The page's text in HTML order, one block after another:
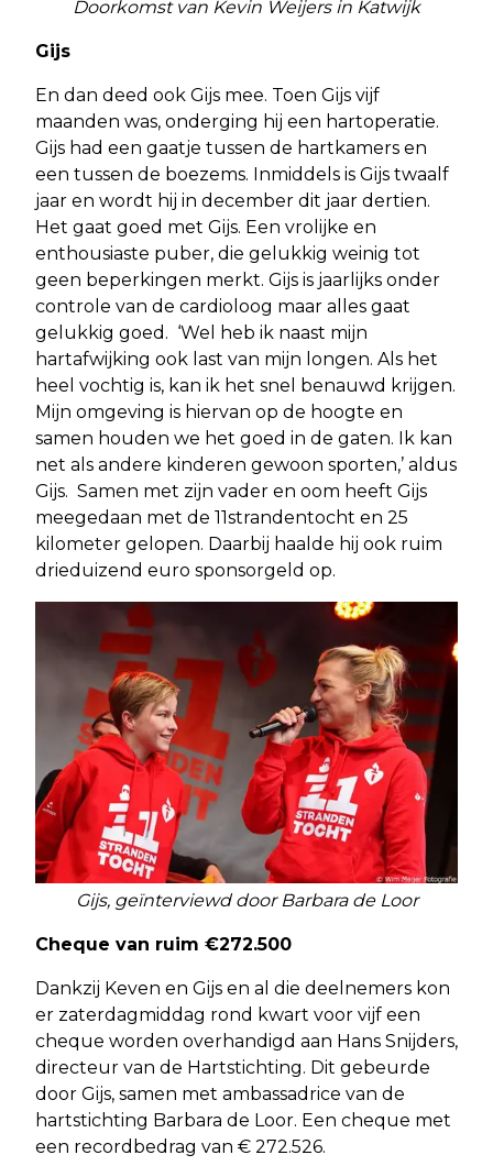
Doorkomst van Kevin Weijers in Katwijk
Gijs
En dan deed ook Gijs mee. Toen Gijs vijf
maanden was, onderging hij een hartoperatie.
Gijs had een gaatje tussen de hartkamers en
een tussen de boezems. Inmiddels is Gijs twaalf
jaar en wordt hij in december dit jaar dertien.
Het gaat goed met Gijs. Een vrolijke en
enthousiaste puber, die gelukkig weinig tot
geen beperkingen merkt. Gijs is jaarlijks onder
controle van de cardioloog maar alles gaat
gelukkig goed. ‘Wel heb ik naast mijn
hartafwijking ook last van mijn longen. Als het
heel vochtig is, kan ik het snel benauwd krijgen.
Mijn omgeving is hiervan op de hoogte en
samen houden we het goed in de gaten. Ik kan
net als andere kinderen gewoon sporten,’ aldus
Gijs. Samen met zijn vader en oom heeft Gijs
meegedaan met de 11strandentocht en 25
kilometer gelopen. Daarbij haalde hij ook ruim
drieduizend euro sponsorgeld op.
Gijs, geïnterviewd door Barbara de Loor
Cheque van ruim €272.500
Dankzij Keven en Gijs en al die deelnemers kon
er zaterdagmiddag rond kwart voor vijf een
cheque worden overhandigd aan Hans Snijders,
directeur van de Hartstichting. Dit gebeurde
door Gijs, samen met ambassadrice van de
hartstichting Barbara de Loor. Een cheque met
een recordbedrag van € 272.526.